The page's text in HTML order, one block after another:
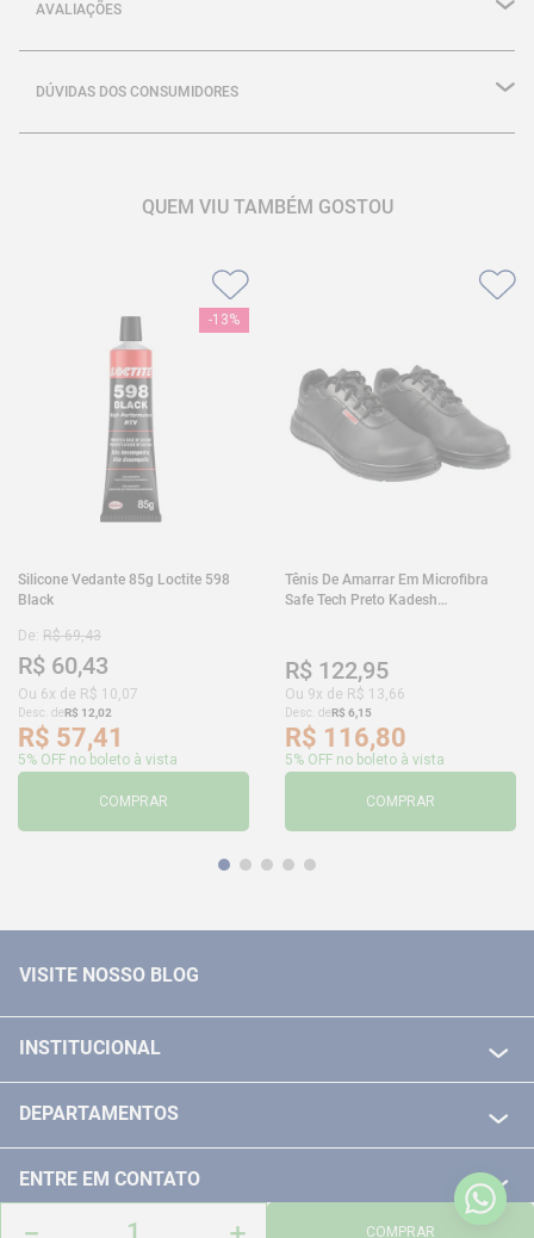
＋
－ COMPRAR
AVALIAÇÕES
DÚVIDAS DOS CONSUMIDORES
QUEM VIU TAMBÉM GOSTOU
-13%
Silicone Vedante 85g Loctite 598
Black
De: R$ 69,43
R$ 60,43
Ou 6x de R$ 10,07
Desc. deR$ 12,02
R$ 57,41
5% OFF no boleto à vista
COMPRAR
Tênis De Amarrar Em Microfibra
Safe Tech Preto Kadesh
R$ 122,95
Ou 9x de R$ 13,66
Desc. deR$ 6,15
R$ 116,80
5% OFF no boleto à vista
COMPRAR
VISITE NOSSO BLOG
INSTITUCIONAL
POLITICA DE TROCA E DEVOLUÇÃO
DEPARTAMENTOS
FERRAMENTAS MANUIAIS
ENTRE EM CONTATO
TELEVENDAS